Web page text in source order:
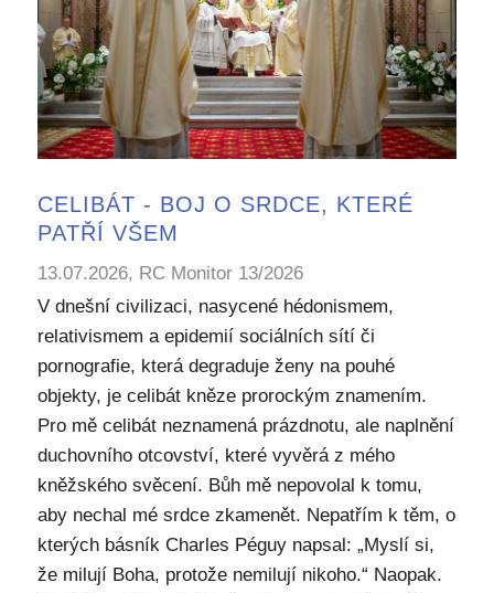
CELIBÁT - BOJ O SRDCE, KTERÉ
PATŘÍ VŠEM
13.07.2026, RC Monitor 13/2026
V dnešní civilizaci, nasycené hédonismem,
relativismem a epidemií sociálních sítí či
pornografie, která degraduje ženy na pouhé
objekty, je celibát kněze prorockým znamením.
Pro mě celibát neznamená prázdnotu, ale naplnění
duchovního otcovství, které vyvěrá z mého
kněžského svěcení. Bůh mě nepovolal k tomu,
aby nechal mé srdce zkamenět. Nepatřím k těm, o
kterých básník Charles Péguy napsal: „Myslí si,
že milují Boha, protože nemilují nikoho.“ Naopak.